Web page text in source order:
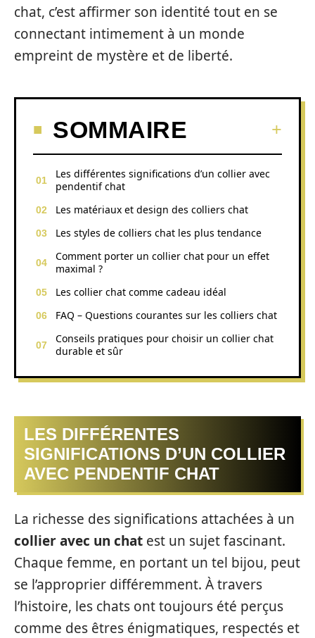
chat, c’est affirmer son identité tout en se
connectant intimement à un monde
empreint de mystère et de liberté.
SOMMAIRE
Les différentes significations d’un collier avec
pendentif chat
Les matériaux et design des colliers chat
Les styles de colliers chat les plus tendance
Comment porter un collier chat pour un effet
maximal ?
Les collier chat comme cadeau idéal
FAQ – Questions courantes sur les colliers chat
Conseils pratiques pour choisir un collier chat
durable et sûr
LES DIFFÉRENTES
SIGNIFICATIONS D’UN COLLIER
AVEC PENDENTIF CHAT
La richesse des significations attachées à un
collier avec un chat est un sujet fascinant.
Chaque femme, en portant un tel bijou, peut
se l’approprier différemment. À travers
l’histoire, les chats ont toujours été perçus
comme des êtres énigmatiques, respectés et